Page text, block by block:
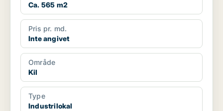
Ca. 565 m2
Pris pr. md.
Inte angivet
Område
Kil
Type
Industrilokal